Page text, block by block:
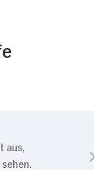
für
aus,